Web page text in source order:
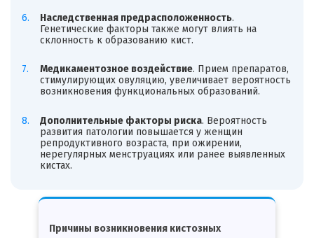
Наследственная предрасположенность.
Генетические факторы также могут влиять на
склонность к образованию кист.
Медикаментозное воздействие. Прием препаратов,
стимулирующих овуляцию, увеличивает вероятность
возникновения функциональных образований.
Дополнительные факторы риска. Вероятность
развития патологии повышается у женщин
репродуктивного возраста, при ожирении,
нерегулярных менструациях или ранее выявленных
кистах.
Причины возникновения кистозных